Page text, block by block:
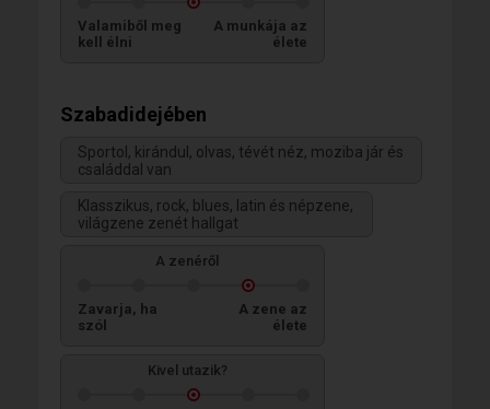
Valamiből meg
kell élni
A munkája az
élete
Szabadidejében
Sportol, kirándul, olvas, tévét néz, moziba jár és
családdal van
Klasszikus, rock, blues, latin és népzene,
világzene zenét hallgat
A zenéről
Zavarja, ha
szól
A zene az
élete
Kivel utazik?